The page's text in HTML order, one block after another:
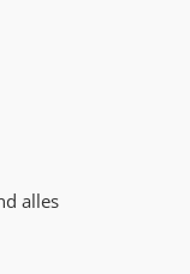
alles